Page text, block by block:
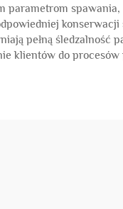
parametrom
pełną śledzalność
klientów do